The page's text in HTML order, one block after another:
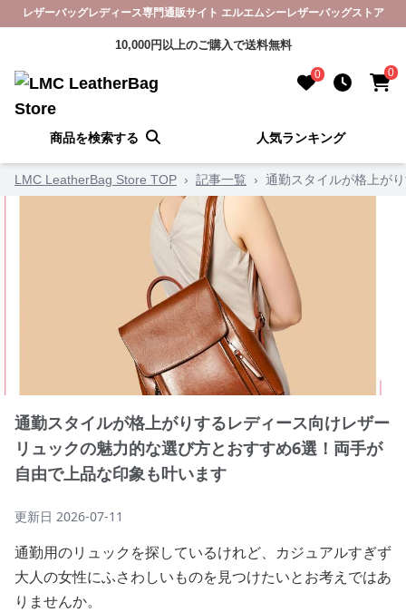
レザーバッグレディース専門通販サイト エルエムシーレザーバッグストア
10,000円以上のご購入で送料無料
0 0
商品を検索する 人気ランキング
LMC LeatherBag Store TOP › 記事一覧 › 通勤スタイルが格上が
通勤スタイルが格上がりするレディース向けレザー
リュックの魅力的な選び方とおすすめ6選！両手が
自由で上品な印象も叶います
更新日 2026-07-11
通勤用のリュックを探しているけれど、カジュアルすぎず
大人の女性にふさわしいものを見つけたいとお考えではあ
りませんか。